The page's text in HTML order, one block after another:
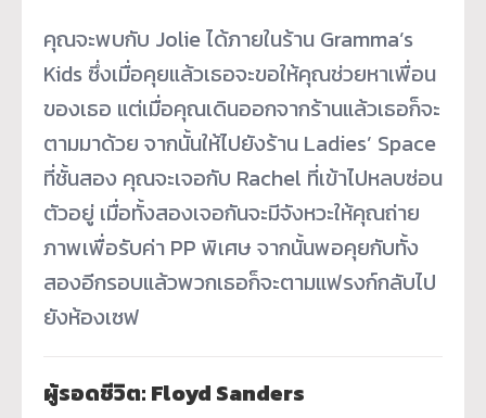
คุณจะพบกับ Jolie ได้ภายในร้าน Gramma’s
Kids ซึ่งเมื่อคุยแล้วเธอจะขอให้คุณช่วยหาเพื่อน
ของเธอ แต่เมื่อคุณเดินออกจากร้านแล้วเธอก็จะ
ตามมาด้วย จากนั้นให้ไปยังร้าน Ladies’ Space
ที่ชั้นสอง คุณจะเจอกับ Rachel ที่เข้าไปหลบซ่อน
ตัวอยู่ เมื่อทั้งสองเจอกันจะมีจังหวะให้คุณถ่าย
ภาพเพื่อรับค่า PP พิเศษ จากนั้นพอคุยกับทั้ง
สองอีกรอบแล้วพวกเธอก็จะตามแฟรงก์กลับไป
ยังห้องเซฟ
ผู้รอดชีวิต: Floyd Sanders